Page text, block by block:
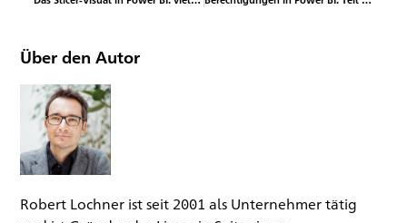
Über den Autor
Robert Lochner ist seit 2001 als Unternehmer tätig